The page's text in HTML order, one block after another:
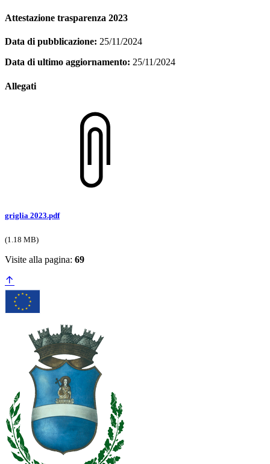
Attestazione trasparenza 2023
Data di pubblicazione: 25/11/2024
Data di ultimo aggiornamento: 25/11/2024
Allegati
griglia 2023.pdf
(1.18 MB)
Visite alla pagina: 69